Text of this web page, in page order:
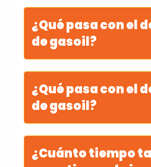
¿Qué pasa con el
de gasoil?
¿Qué pasa con el
de gasoil?
¿Cuánto tiempo